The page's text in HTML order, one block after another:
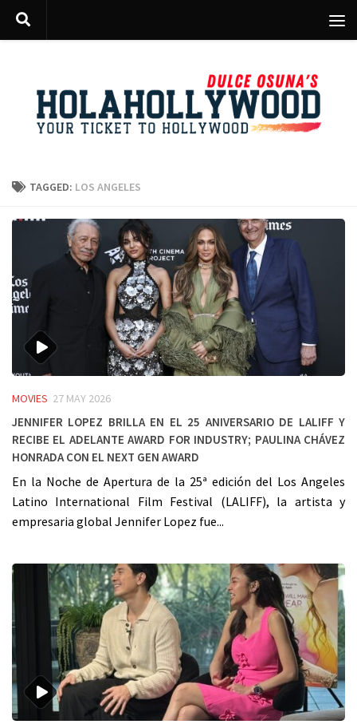
Skip to content
TAGGED: LOS ANGELES
MOVIES 27 MAY 2026
Jennifer Lopez Brilla en el 25 Aniversario de LALIFF y
Recibe el Adelante Award for Industry; Paulina Chávez
Honrada con el Next Gen Award
En la Noche de Apertura de la 25ª edición del Los Angeles
Latino International Film Festival (LALIFF), la artista y
empresaria global Jennifer Lopez fue...